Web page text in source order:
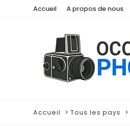
Accueil A propos de nous
Accueil Tous les pays